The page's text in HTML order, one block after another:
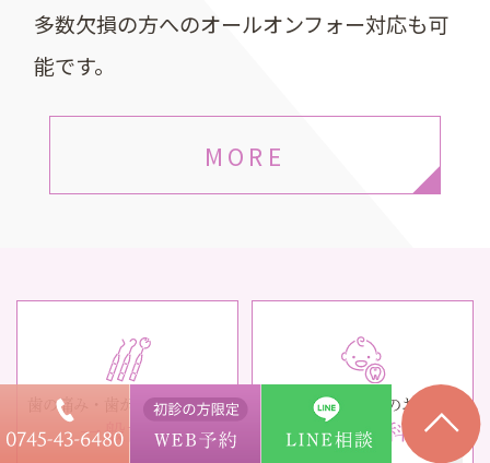
多数欠損の方へのオールオンフォー対応も可
能です。
MORE
歯の痛み・歯がグラグラする
一般歯科
お子さんのお口のお悩み
小児歯科